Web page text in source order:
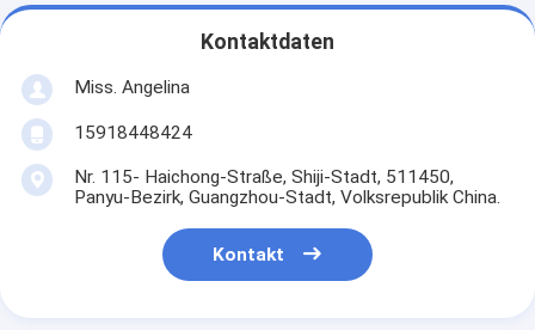
Kontaktdaten
Miss. Angelina
15918448424
Nr. 115- Haichong-Straße, Shiji-Stadt, 511450,
Panyu-Bezirk, Guangzhou-Stadt, Volksrepublik China.
Kontakt